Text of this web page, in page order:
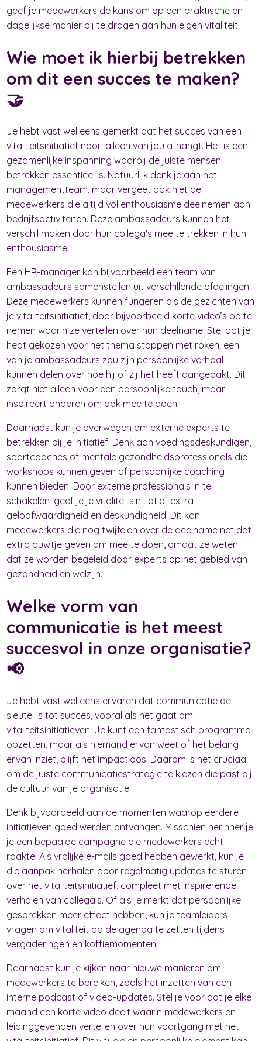
geef je medewerkers de kans om op een praktische en
dagelijkse manier bij te dragen aan hun eigen vitaliteit.
Wie moet ik hierbij betrekken
om dit een succes te maken?
🤝
Je hebt vast wel eens gemerkt dat het succes van een
vitaliteitsinitiatief nooit alleen van jou afhangt. Het is een
gezamenlijke inspanning waarbij de juiste mensen
betrekken essentieel is. Natuurlijk denk je aan het
managementteam, maar vergeet ook niet de
medewerkers die altijd vol enthousiasme deelnemen aan
bedrijfsactiviteiten. Deze ambassadeurs kunnen het
verschil maken door hun collega's mee te trekken in hun
enthousiasme.
Een HR-manager kan bijvoorbeeld een team van
ambassadeurs samenstellen uit verschillende afdelingen.
Deze medewerkers kunnen fungeren als de gezichten van
je vitaliteitsinitiatief, door bijvoorbeeld korte video’s op te
nemen waarin ze vertellen over hun deelname. Stel dat je
hebt gekozen voor het thema stoppen met roken; een
van je ambassadeurs zou zijn persoonlijke verhaal
kunnen delen over hoe hij of zij het heeft aangepakt. Dit
zorgt niet alleen voor een persoonlijke touch, maar
inspireert anderen om ook mee te doen.
Daarnaast kun je overwegen om externe experts te
betrekken bij je initiatief. Denk aan voedingsdeskundigen,
sportcoaches of mentale gezondheidsprofessionals die
workshops kunnen geven of persoonlijke coaching
kunnen bieden. Door externe professionals in te
schakelen, geef je je vitaliteitsinitiatief extra
geloofwaardigheid en deskundigheid. Dit kan
medewerkers die nog twijfelen over de deelname net dat
extra duwtje geven om mee te doen, omdat ze weten
dat ze worden begeleid door experts op het gebied van
gezondheid en welzijn.
Welke vorm van
communicatie is het meest
succesvol in onze organisatie?
📢
Je hebt vast wel eens ervaren dat communicatie de
sleutel is tot succes, vooral als het gaat om
vitaliteitsinitiatieven. Je kunt een fantastisch programma
opzetten, maar als niemand ervan weet of het belang
ervan inziet, blijft het impactloos. Daarom is het cruciaal
om de juiste communicatiestrategie te kiezen die past bij
de cultuur van je organisatie.
Denk bijvoorbeeld aan de momenten waarop eerdere
initiatieven goed werden ontvangen. Misschien herinner je
je een bepaalde campagne die medewerkers echt
raakte. Als vrolijke e-mails goed hebben gewerkt, kun je
die aanpak herhalen door regelmatig updates te sturen
over het vitaliteitsinitiatief, compleet met inspirerende
verhalen van collega’s. Of als je merkt dat persoonlijke
gesprekken meer effect hebben, kun je teamleiders
vragen om vitaliteit op de agenda te zetten tijdens
vergaderingen en koffiemomenten.
Daarnaast kun je kijken naar nieuwe manieren om
medewerkers te bereiken, zoals het inzetten van een
interne podcast of video-updates. Stel je voor dat je elke
maand een korte video deelt waarin medewerkers en
leidinggevenden vertellen over hun voortgang met het